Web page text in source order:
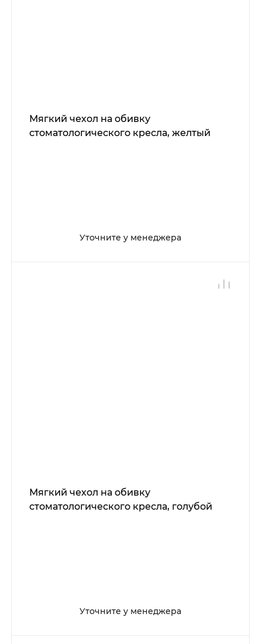
Мягкий чехол на обивку
стоматологического кресла, желтый
Уточните у менеджера
Мягкий чехол на обивку
стоматологического кресла, голубой
Уточните у менеджера